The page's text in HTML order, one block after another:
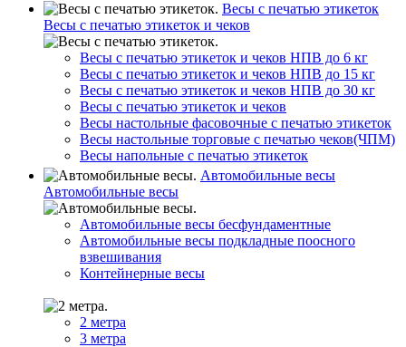
Весы с печатью этикеток
Весы с печатью этикеток и чеков
Весы с печатью этикеток и чеков НПВ до 6 кг
Весы с печатью этикеток и чеков НПВ до 15 кг
Весы с печатью этикеток и чеков НПВ до 30 кг
Весы с печатью этикеток и чеков
Весы настольные фасовочные с печатью этикеток
Весы настольные торговые с печатью чеков(ЧПМ)
Весы напольные с печатью этикеток
Автомобильные весы
Автомобильные весы
Автомобильные весы бесфундаментные
Автомобильные весы подкладные поосного
взвешивания
Контейнерные весы
2 метра
3 метра